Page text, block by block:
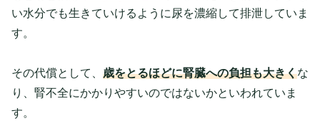
い水分でも生きていけるように尿を濃縮して排泄していま
す。
その代償として、 歳をとるほどに腎臓への負担も大きくな
り、腎不全にかかりやすいのではないかといわれていま
す。